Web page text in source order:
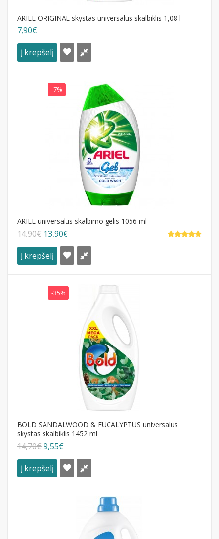
ARIEL ORIGINAL skystas universalus skalbiklis 1,08 l
7,90€
Į krepšelį
-7%
ARIEL universalus skalbimo gelis 1056 ml
14,90€ 13,90€
Į krepšelį
-35%
BOLD SANDALWOOD & EUCALYPTUS universalus
skystas skalbiklis 1452 ml
14,70€9,55€
Į krepšelį